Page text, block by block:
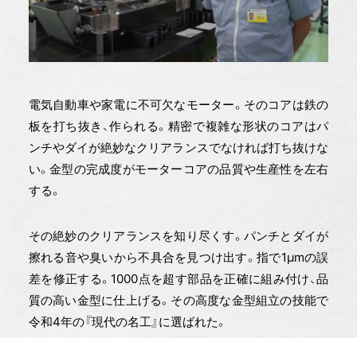
電気自動車や家電に不可欠なモーター。そのコアは鉄の
板を打ち抜き、作られる。精密で複雑な形状のコアはパ
ンチやダイが絶妙なクリアランスでなければ打ち抜けな
い。金型の完成度がモーターコアの品質や生産性を左右
する。
その絶妙のクリアランスを知り尽くす。パンチとダイが
擦れる音や臭いから不具合を見つけ出す。指で1μmの誤
差を修正する。1000点を超す部品を正確に組み付け、品
質の高い金型に仕上げる。その高度な金型組立の技能で
令和4年の『現代の名工』に選ばれた。